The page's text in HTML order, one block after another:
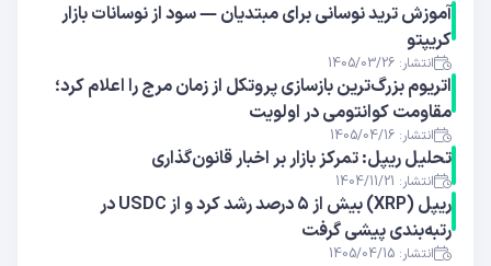
آموزش ترید نوسانی برای مبتدیان — سود از نوسانات بازار
کریپتو
انتشار: 1405/03/26
اتریوم بزرگ‌ترین بازسازی پروتکل از زمان مرج را اعلام کرد؛
مقاومت کوانتومی در اولویت
انتشار: 1405/04/16
تحلیل ریپل: تمرکز بازار بر اخبار قانون‌گذاری
انتشار: 1404/11/21
ریپل (XRP) بیش از ۵ درصد رشد کرد و از USDC در
رتبه‌بندی پیشی گرفت
انتشار: 1405/04/15